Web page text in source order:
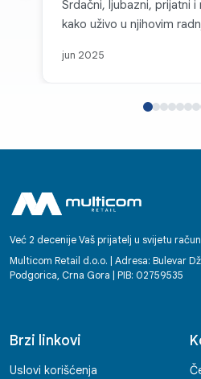
Srdačni, ljubazni, prijatni
kako uživo u njihovim
za Multicom d.o.o. i sve
slobodno reći, parira
Bilo da se radi o podršci,
tehničkoj pomoći, radnici
ostavljaju dojam partnera
možete osloniti. Svako
jun 2025
Već 2 decenije Vaš prijatelj u svijetu
Multicom Retail d.o.o. | Adresa: Bulevar
Podgorica, Crna Gora | PIB: 02759535
Brzi linkovi
Uslovi korišćenja